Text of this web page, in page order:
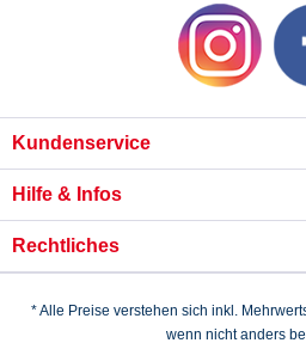
Kundenservice
Hilfe & Infos
Rechtliches
* Alle Preise verstehen sich inkl.
wenn nicht anders